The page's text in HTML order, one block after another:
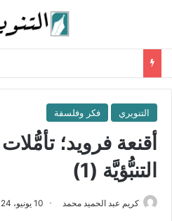
التنويري فكر وفلسفة
أقنعة فرويد؛
التنبُّؤيَّة (1)
كريم عبد الحميد محمد 10 يونيو، 2024